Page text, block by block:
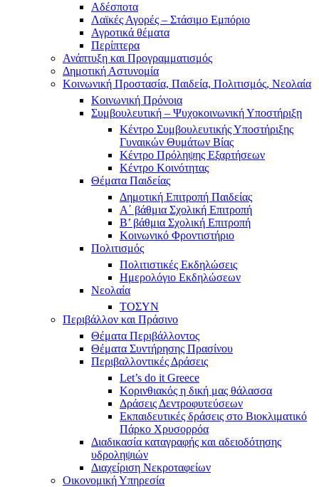
Αδέσποτα
Λαϊκές Αγορές – Στάσιμο Εμπόριο
Αγροτικά θέματα
Περίπτερα
Ανάπτυξη και Προγραμματισμός
Δημοτική Αστυνομία
Κοινωνική Προστασία, Παιδεία, Πολιτισμός, Νεολαία
Κοινωνική Πρόνοια
Συμβουλευτική – Ψυχοκοινωνική Υποστήριξη
Κέντρο Συμβουλευτικής Υποστήριξης
Γυναικών Θυμάτων Βίας
Κέντρο Πρόληψης Εξαρτήσεων
Κέντρο Κοινότητας
Θέματα Παιδείας
Δημοτική Επιτροπή Παιδείας
Α΄ βάθμια Σχολική Επιτροπή
B’ βάθμια Σχολική Επιτροπή
Κοινωνικό Φροντιστήριο
Πολιτισμός
Πολιτιστικές Εκδηλώσεις
Ημερολόγιο Εκδηλώσεων
Νεολαία
ΤΟΣΥΝ
Περιβάλλον και Πράσινο
Θέματα Περιβάλλοντος
Θέματα Συντήρησης Πρασίνου
Περιβαλλοντικές Δράσεις
Let’s do it Greece
Kορινθιακός η δική μας θάλασσα
Δράσεις Δεντροφυτεύσεων
Εκπαιδευτικές δράσεις στο Βιοκλιματικό
Πάρκο Χρυσορρόα
Διαδικασία καταγραφής και αδειοδότησης
υδροληψιών
Διαχείριση Νεκροταφείων
Οικονομική Υπηρεσία